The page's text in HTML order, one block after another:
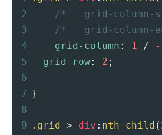
2
/*   grid-
3
/*   grid-column-
4
grid-column : 1 / -
5
grid-row: 2 ;
6
7 }
8
9 .grid > div : nth-child (